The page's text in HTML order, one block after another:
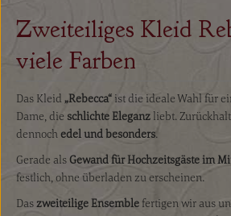
Zweiteiliges Kleid
viele Farben
Das Kleid „Rebecca“ ist die ideale Wahl für
Dame, die schlichte Eleganz liebt.
dennoch edel und besonders.
Gerade als Gewand für Hochzeitsgäste im
festlich, ohne überladen zu erscheinen.
Das zweiteilige Ensemble fertigen wir aus